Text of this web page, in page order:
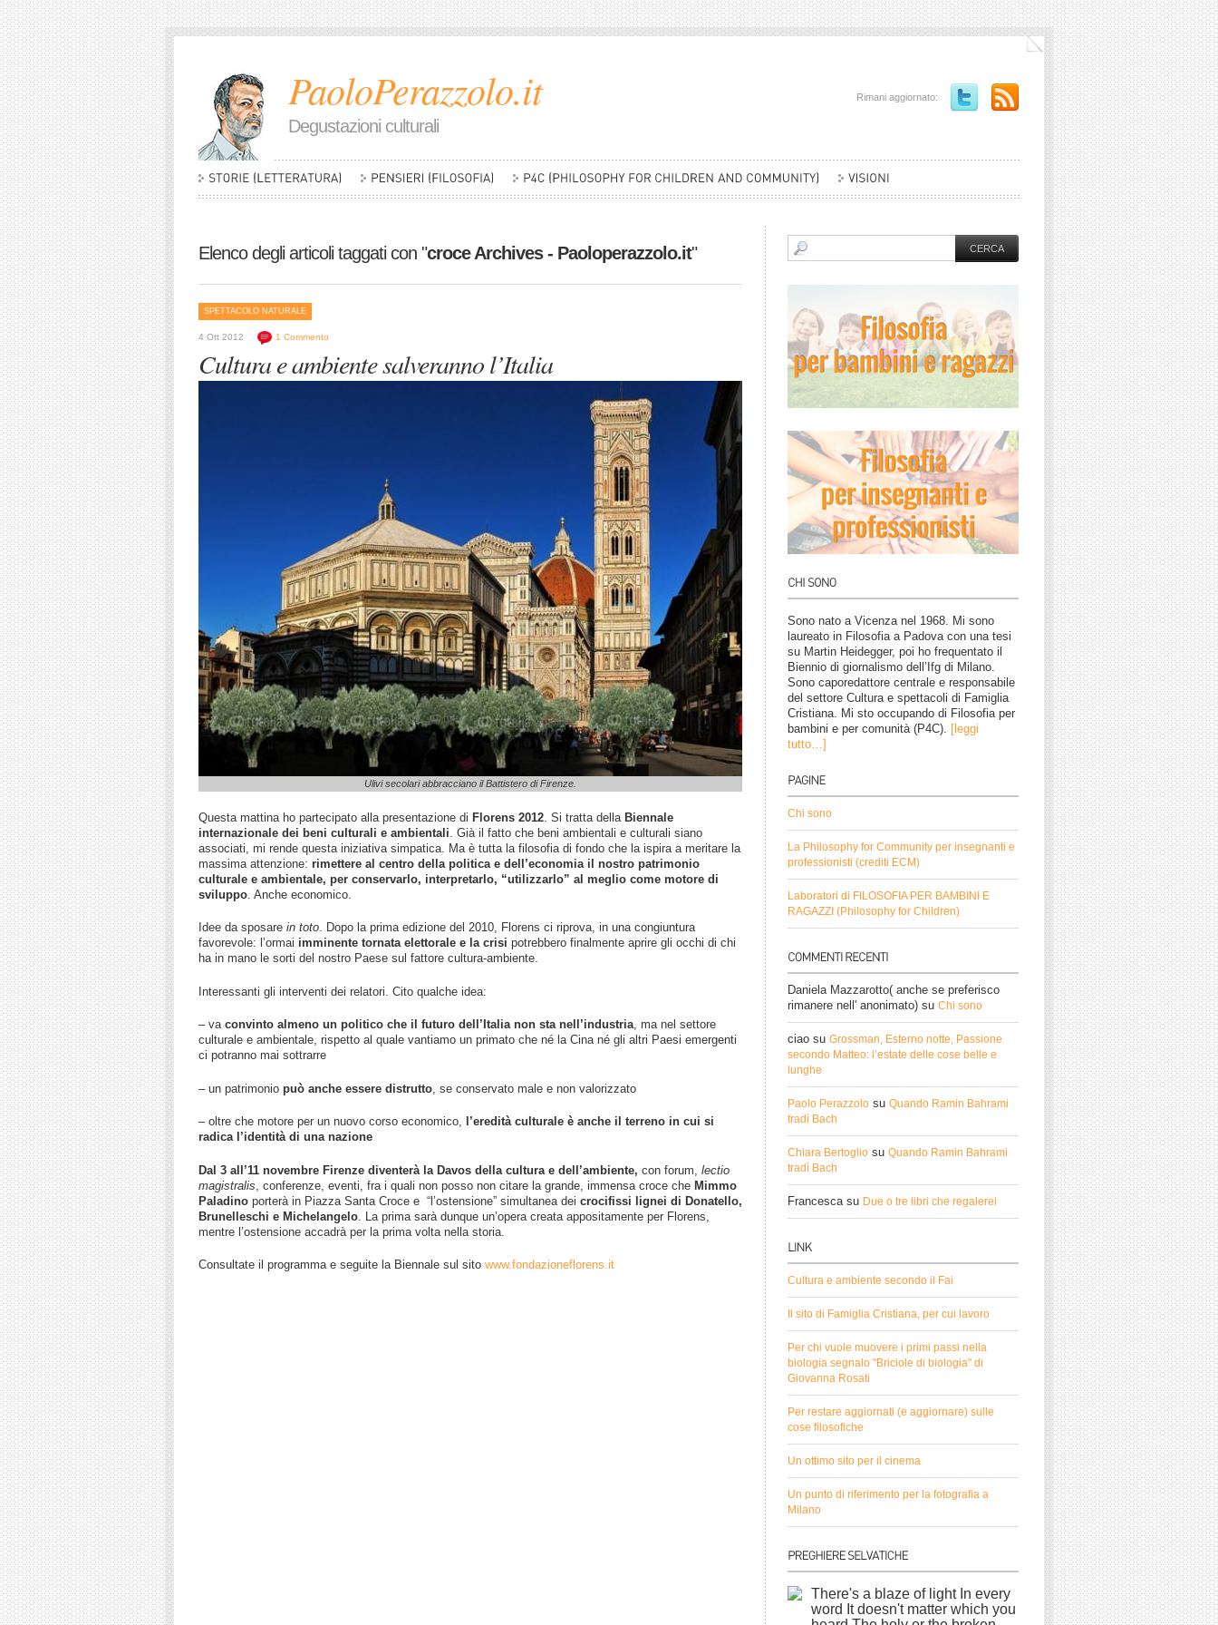
PaoloPerazzolo.it
Degustazioni culturali
Rimani aggiornato:
Elenco degli articoli taggati con "croce Archives - Paoloperazzolo.it"
SPETTACOLO NATURALE
4 Ott 2012 1 Commento
Cultura e ambiente salveranno l’Italia
Ulivi secolari abbracciano il Battistero di Firenze.
Questa mattina ho partecipato alla presentazione di Florens 2012 . Si tratta della Biennale
internazionale dei beni culturali e ambientali . Già il fatto che beni ambientali e culturali siano
associati, mi rende questa iniziativa simpatica. Ma è tutta la filosofia di fondo che la ispira a meritare la
massima attenzione: rimettere al centro della politica e dell’economia il nostro patrimonio
culturale e ambientale, per conservarlo, interpretarlo, “utilizzarlo” al meglio come motore di
sviluppo . Anche economico.
Idee da sposare in toto. Dopo la prima edizione del 2010, Florens ci riprova, in una congiuntura
favorevole: l’ormai imminente tornata elettorale e la crisi potrebbero finalmente aprire gli occhi di chi
ha in mano le sorti del nostro Paese sul fattore cultura-ambiente.
Interessanti gli interventi dei relatori. Cito qualche idea:
– vaconvinto almeno un politico che il futuro dell’Italia non sta nell’industria, ma nel settore
culturale e ambientale, rispetto al quale vantiamo un primato che né la Cina né gli altri Paesi emergenti
ci potranno mai sottrarre
– un patrimonio può anche essere distrutto , se conservato male e non valorizzato
– oltre che motore per un nuovo corso economico, l’eredità culturale è anche il terreno in cui si
radica l’identità di una nazione
Dal 3 all’11 novembre Firenze diventerà la Davos della cultura e dell’ambiente, con forum, lectio
magistralis , conferenze, eventi, fra i quali non posso non citare la grande, immensa croce che Mimmo
Paladino porterà in Piazza Santa Croce e “l’ostensione” simultanea dei crocifissi lignei di Donatello,
Brunelleschi e Michelangelo . La prima sarà dunque un’opera creata appositamente per Florens,
mentre l’ostensione accadrà per la prima volta nella storia.
Consultate il programma e seguite la Biennale sul sito www.fondazioneflorens.it
Sono nato a Vicenza nel 1968. Mi sono
laureato in Filosofia a Padova con una tesi
su Martin Heidegger, poi ho frequentato il
Biennio di giornalismo dell’Ifg di Milano.
Sono caporedattore centrale e responsabile
del settore Cultura e spettacoli di Famiglia
Cristiana. Mi sto occupando di Filosofia per
bambini e per comunità (P4C). [leggi
tutto…]
Chi sono
La Philosophy for Community per insegnanti e
professionisti (crediti ECM)
Laboratori di FILOSOFIA PER BAMBINI E
RAGAZZI (Philosophy for Children)
Daniela Mazzarotto( anche se preferisco
rimanere nell' anonimato) su Chi sono
ciao su Grossman, Esterno notte, Passione
secondo Matteo: l’estate delle cose belle e
lunghe
Paolo Perazzolo su Quando Ramin Bahrami
tradì Bach
Chiara Bertoglio su Quando Ramin Bahrami
tradì Bach
Francescasu Due o tre libri che regalerei
Cultura e ambiente secondo il Fai
Il sito di Famiglia Cristiana, per cui lavoro
Per chi vuole muovere i primi passi nella
biologia segnalo "Briciole di biologia" di
Giovanna Rosati
Per restare aggiornati (e aggiornare) sulle
cose filosofiche
Un ottimo sito per il cinema
Un punto di riferimento per la fotografia a
Milano
There's a blaze of light In every
word It doesn't matter which you